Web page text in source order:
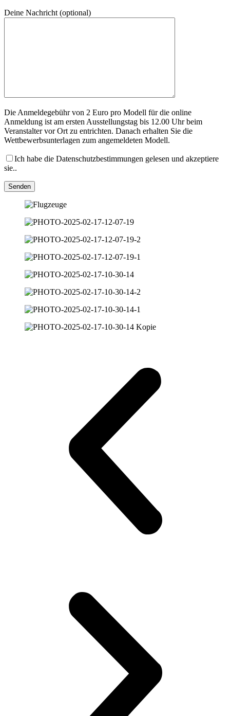
Deine Nachricht (optional)
Die Anmeldegebühr von 2 Euro pro Modell für die online
Anmeldung ist am ersten Ausstellungstag bis 12.00 Uhr beim
Veranstalter vor Ort zu entrichten. Danach erhalten Sie die
Wettbewerbsunterlagen zum angemeldeten Modell.
Ich habe die Datenschutzbestimmungen gelesen und akzeptiere
sie..